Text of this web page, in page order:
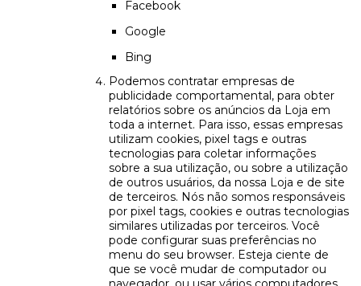
Facebook
Google
Bing
Podemos contratar empresas de
publicidade comportamental, para obter
relatórios sobre os anúncios da Loja em
toda a internet. Para isso, essas empresas
utilizam cookies, pixel tags e outras
tecnologias para coletar informações
sobre a sua utilização, ou sobre a utilização
de outros usuários, da nossa Loja e de site
de terceiros. Nós não somos responsáveis
por pixel tags, cookies e outras tecnologias
similares utilizadas por terceiros. Você
pode configurar suas preferências no
menu do seu browser. Esteja ciente de
que se você mudar de computador ou